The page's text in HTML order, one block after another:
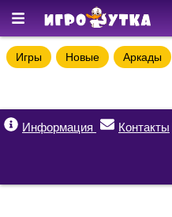
Игры Новые Аркады
Информация Контакты